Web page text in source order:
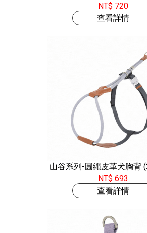
NT$ 720
查看詳情
山谷系列-圓繩皮革犬胸背
NT$ 693
查看詳情